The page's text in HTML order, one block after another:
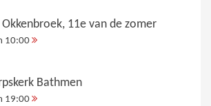
11e van de zomer
10:00
Bathmen
19:00